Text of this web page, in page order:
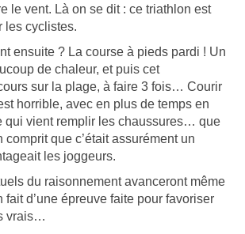
le vent. Là on se dit : ce triathlon est
les cyclistes.
ensuite ? La course à pieds pardi ! Un
de chaleur, et puis cet
sur la plage, à faire 3 fois… Courir
horrible, avec en plus de temps en
qui vient remplir les chaussures… que
comprit que c’était assurément un
les joggeurs.
du raisonnement avanceront même
fait d’une épreuve faite pour favoriser
vrais…